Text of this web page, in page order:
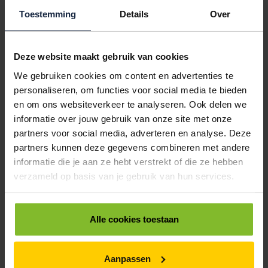
Toestemming Details Over
Deze website maakt gebruik van cookies
We gebruiken cookies om content en advertenties te
personaliseren, om functies voor social media te bieden
en om ons websiteverkeer te analyseren. Ook delen we
informatie over jouw gebruik van onze site met onze
partners voor social media, adverteren en analyse. Deze
partners kunnen deze gegevens combineren met andere
informatie die je aan ze hebt verstrekt of die ze hebben
verzameld op basis van je gebruik van hun services.
Alle cookies toestaan
Aanpassen
FOURNITURENZAKJES 21-30CM WIT
1
5000
FOURNITURENZAKJES 26-32CM WIT
1
5000
€55,48
€50,72
ALLES BESTELLEN
Hoe werkt een bestellijst?
Wanneer u bent ingelogd, kunt u een eigen bestellijst maken.
Gebruik bestel- en offertelijsten om eenvoudig en snel producten
account. Dat pakt altijd goed uit voor uw administratie!